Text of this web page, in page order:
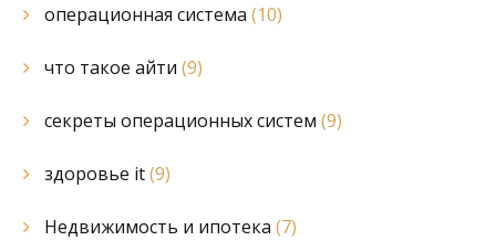
операционная система (10)
что такое айти (9)
секреты операционных систем (9)
здоровье it(9)
Недвижимость и ипотека (7)